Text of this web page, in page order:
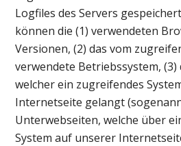
Logfiles des Servers
können die (1) verwendeten
Versionen, (2) das vom
verwendete Betriebssystem,
welcher ein zugreifendes
Internetseite gelangt
Unterwebseiten, welche über
System auf unserer